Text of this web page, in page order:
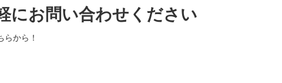
にお問い合わせください
から！